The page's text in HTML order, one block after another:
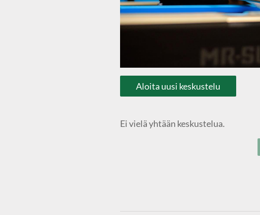
Aloita uusi keskustelu
Ei vielä yhtään keskustelua.